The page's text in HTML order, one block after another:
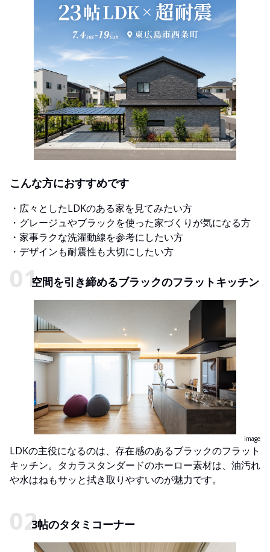
こんな方におすすめです
・広々としたLDKのある家を見てみたい方
・グレージュやブラックを使った家づくりが気になる方
・家事ラクな洗濯動線を参考にしたい方
・デザインも耐震性も大切にしたい方
空間を引き締めるブラックのフラットキッチン
image
LDKの主役になるのは、存在感のあるブラックのフラット
キッチン。タカラスタンダードのホーロー素材は、油汚れ
や水はねもサッと拭き取りやすいのが魅力です。
3帖のタタミコーナー